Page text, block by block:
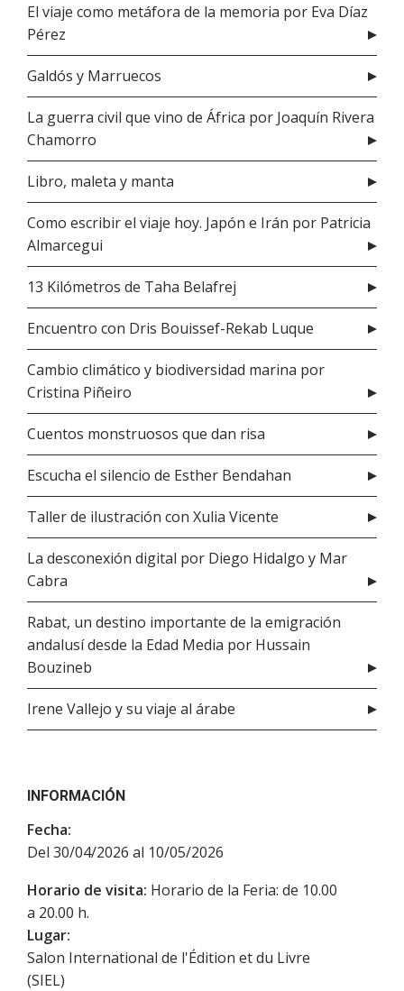
El viaje como metáfora de la memoria por Eva Díaz
Pérez
Galdós y Marruecos
La guerra civil que vino de África por Joaquín Rivera
Chamorro
Libro, maleta y manta
Como escribir el viaje hoy. Japón e Irán por Patricia
Almarcegui
13 Kilómetros de Taha Belafrej
Encuentro con Dris Bouissef-Rekab Luque
Cambio climático y biodiversidad marina por
Cristina Piñeiro
Cuentos monstruosos que dan risa
Escucha el silencio de Esther Bendahan
Taller de ilustración con Xulia Vicente
La desconexión digital por Diego Hidalgo y Mar
Cabra
Rabat, un destino importante de la emigración
andalusí desde la Edad Media por Hussain
Bouzineb
Irene Vallejo y su viaje al árabe
INFORMACIÓN
Fecha:
Del 30/04/2026 al 10/05/2026
Horario de visita: Horario de la Feria: de 10.00
a 20.00 h.
Lugar:
Salon International de l'Édition et du Livre
(SIEL)